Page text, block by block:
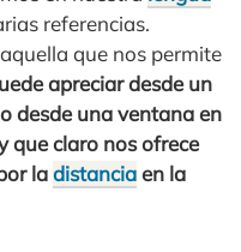
referencias.
que nos permite
apreciar desde un
desde una ventana en
que claro nos ofrece
ladistanciaen la